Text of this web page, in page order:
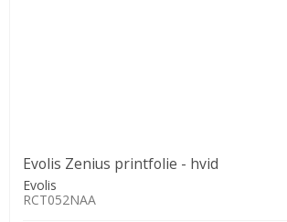
Evolis Zenius printfolie - hvid
Evolis
RCT052NAA